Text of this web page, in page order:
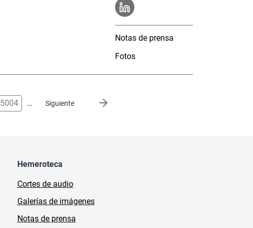
Notas de prensa
Fotos
5004 … Siguiente
Siguiente página
Hemeroteca
Cortes de audio
Galerías de imágenes
Notas de prensa